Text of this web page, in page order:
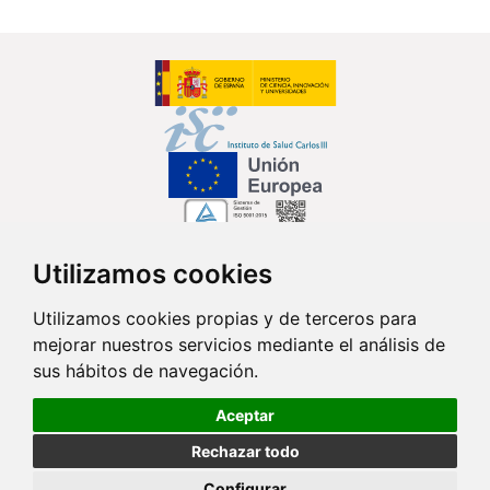
Utilizamos cookies
Utilizamos cookies propias y de terceros para
mejorar nuestros servicios mediante el análisis de
sus hábitos de navegación.
Aceptar
Rechazar todo
Síguenos en...
Contacto
Av. Monforte de Lemos, 3-5. Pabellón 11. Planta 0 28029 Madrid
info@ciberisciii.es
Política de Privacidad